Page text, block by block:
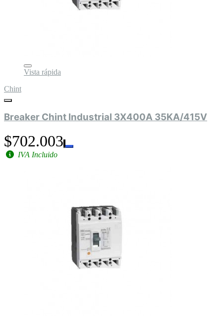
Vista rápida
Chint
Breaker Chint Industrial 3X400A 35KA/415V
$702.003
IVA Incluido